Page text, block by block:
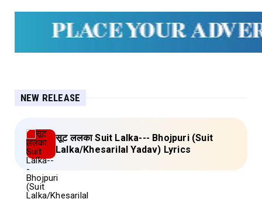
NEW RELEASE
सूट ललका Suit Lalka--- Bhojpuri (Suit
Lalka/Khesarilal Yadav) Lyrics